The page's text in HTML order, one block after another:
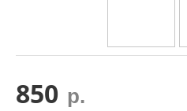
850 р.